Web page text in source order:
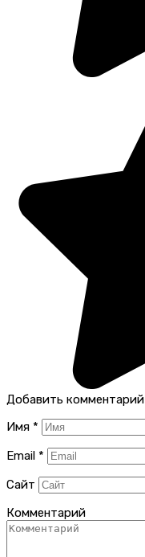
Добавить комментарий
Имя *
Email *
Сайт
Комментарий